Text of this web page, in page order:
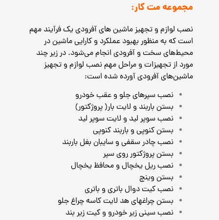
مجموعه مت کار:
نصب لوازم و تجهیز ماشین های آفرودی یک فرآیند مهم
است که به منظور بهبود عملکرد و کارایی ماشین در
محیط‌های سخت و آفرودی انجام می‌شود. در زیر چند
مورد از تجهیزات و مراحل مهم نصب لوازم و تجهیز
ماشین‌های آفرودی آورده شده است:
نصب سپرهای جلو و عقب خودرو
بستن باربند و لایت بار( پروژکتور)
نصب سوپر لید و لایت سوپر لید
بستن کنوپی و باربند کنوپی
نصب چادر سقفی و سایبان بغل باربند
بستن پروژکتور روی سپر
نصب ریل یخچال و محافظ یخچال
بستن وینچ
نصب کیت دوال باتری و باتری
بستن چراغهای هد لایت کاسه چراغ جلو
نصب سینی زیر خودرو و کیت زیر بند